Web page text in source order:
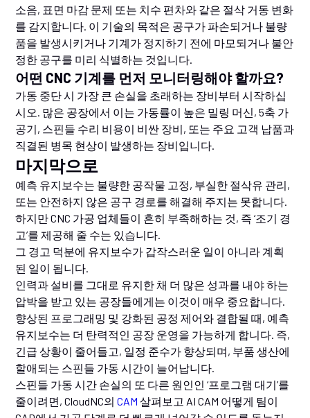
소음, 표면 마감 문제 또는 치수 편차와 같은 절삭 거동 변화
를 감지합니다. 이 기술의 목적은 공구가 파손되거나 불량
품을 발생시키거나 기계가 정지하기 전에 마모되거나 불안
정한 공구를 미리 식별하는 것입니다.
어떤 CNC 기계를 먼저 모니터링해야 할까요?
가동 중단 시 가장 큰 손실을 초래하는 장비부터 시작하십
시오. 많은 공장에서 이는 가동률이 높은 밀링 머신, 5축 가
공기, 스핀들 수리 비용이 비싼 장비, 또는 주요 고객 납품과
직결된 병목 현상이 발생하는 장비입니다.
마지막으로
예측 유지보수는 불량한 공작물 고정, 부실한 절삭유 관리,
또는 안전하지 않은 공구 경로를 해결해 주지는 못합니다.
하지만 CNC 가공 업체들이 흔히 부족해하는 것, 즉 ‘조기 경
고’를 제공해 줄 수는 있습니다.
그 경고 덕분에 유지보수가 갑작스러운 일이 아니라 계획
된 일이 됩니다.
인력과 설비를 그대로 유지한 채 더 많은 성과를 내야 하는
압박을 받고 있는 공장들에게는 이것이 매우 중요합니다.
향상된 프로그래밍 및 강화된 공정 제어와 결합될 때, 예측
유지보수는 더 탄력적인 공장 운영을 가능하게 합니다. 즉,
긴급 상황이 줄어들고, 일정 준수가 향상되며, 부품 생산에
할애되는 스핀들 가동 시간이 늘어납니다.
스핀들 가동 시간 손실의 또 다른 원인인 ‘프로그램 대기’를
줄이려면, CloudNC의CAM살펴보고 AI CAM 어떻게 팀이